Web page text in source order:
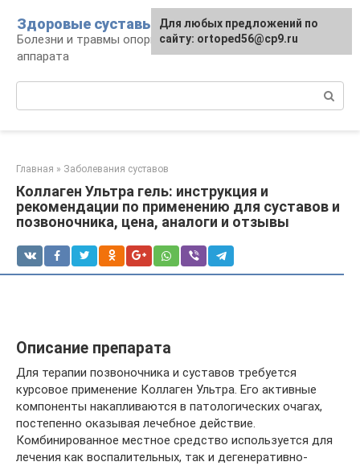
контенту
Здоровые суставы
Болезни и травмы опорно-двигательного
аппарата
Главная » Заболевания суставов
Коллаген Ультра гель: инструкция и
рекомендации по применению для суставов и
позвоночника, цена, аналоги и отзывы
Описание препарата
Для терапии позвоночника и суставов требуется
курсовое применение Коллаген Ультра. Его активные
компоненты накапливаются в патологических очагах,
постепенно оказывая лечебное действие.
Комбинированное местное средство используется для
лечения как воспалительных, так и дегенеративно-
Для любых предложений по
сайту: ortoped56@cp9.ru